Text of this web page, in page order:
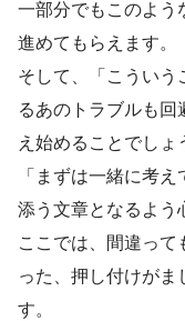
一部分でもこのよう
進めてもらえます。
そして、「こういう
るあのトラブルも
え始めることでしょ
「まずは一緒に考
添う文章となるよう
ここでは、間違っ
った、押し付けがま
す。